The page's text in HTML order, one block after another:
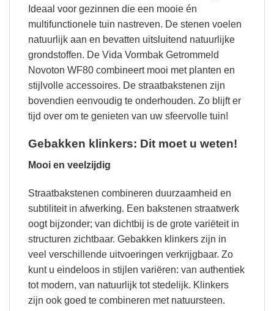
Ideaal voor gezinnen die een mooie én
multifunctionele tuin nastreven. De stenen voelen
natuurlijk aan en bevatten uitsluitend natuurlijke
grondstoffen. De Vida Vormbak Getrommeld
Novoton WF80 combineert mooi met planten en
stijlvolle accessoires. De straatbakstenen zijn
bovendien eenvoudig te onderhouden. Zo blijft er
tijd over om te genieten van uw sfeervolle tuin!
Gebakken klinkers: Dit moet u weten!
Mooi en veelzijdig
Straatbakstenen combineren duurzaamheid en
subtiliteit in afwerking. Een bakstenen straatwerk
oogt bijzonder; van dichtbij is de grote variëteit in
structuren zichtbaar. Gebakken klinkers zijn in
veel verschillende uitvoeringen verkrijgbaar. Zo
kunt u eindeloos in stijlen variëren: van authentiek
tot modern, van natuurlijk tot stedelijk. Klinkers
zijn ook goed te combineren met natuursteen.